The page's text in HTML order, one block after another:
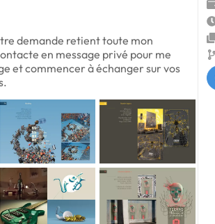
demande retient toute mon
en message privé pour me
et commencer à échanger sur vos